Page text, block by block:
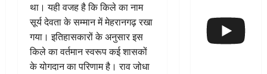
था। यही वजह है कि किले का नाम
सूर्य देवता के सम्मान में मेहरानगढ़ रखा
गया। इतिहासकारों के अनुसार इस
किले का वर्तमान स्वरूप कई शासकों
के योगदान का परिणाम है। राव जोधा